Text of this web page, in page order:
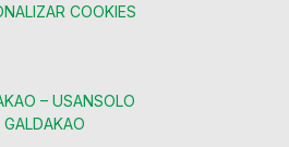
COOKIES
– USANSOLO
GALDAKAO